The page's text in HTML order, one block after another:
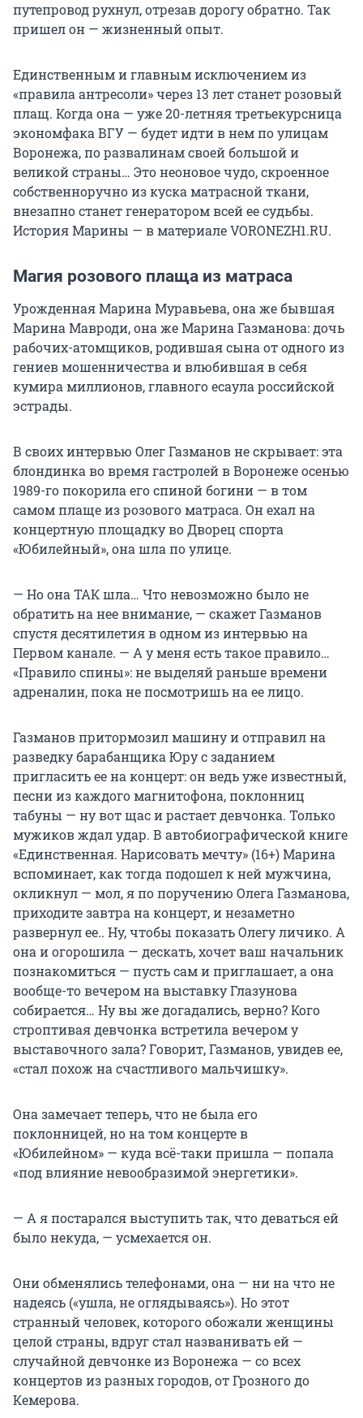
путепровод рухнул, отрезав дорогу обратно. Так
пришел он — жизненный опыт.
Единственным и главным исключением из
«правила антресоли» через 13 лет станет розовый
плащ. Когда она — уже 20-летняя третьекурсница
экономфака ВГУ — будет идти в нем по улицам
Воронежа, по развалинам своей большой и
великой страны… Это неоновое чудо, скроенное
собственноручно из куска матрасной ткани,
внезапно станет генератором всей ее судьбы.
История Марины — в материале VORONEZH1.RU.
Магия розового плаща из матраса
Урожденная Марина Муравьева, она же бывшая
Марина Мавроди, она же Марина Газманова: дочь
рабочих-атомщиков, родившая сына от одного из
гениев мошенничества и влюбившая в себя
кумира миллионов, главного есаула российской
эстрады.
В своих интервью Олег Газманов не скрывает: эта
блондинка во время гастролей в Воронеже осенью
1989-го покорила его спиной богини — в том
самом плаще из розового матраса. Он ехал на
концертную площадку во Дворец спорта
«Юбилейный», она шла по улице.
— Но она ТАК шла… Что невозможно было не
обратить на нее внимание, — скажет Газманов
спустя десятилетия в одном из интервью на
Первом канале. — А у меня есть такое правило…
«Правило спины»: не выделяй раньше времени
адреналин, пока не посмотришь на ее лицо.
Газманов притормозил машину и отправил на
разведку барабанщика Юру с заданием
пригласить ее на концерт: он ведь уже известный,
песни из каждого магнитофона, поклонниц
табуны — ну вот щас и растает девчонка. Только
мужиков ждал удар. В автобиографической книге
«Единственная. Нарисовать мечту» (16+) Марина
вспоминает, как тогда подошел к ней мужчина,
окликнул — мол, я по поручению Олега Газманова,
приходите завтра на концерт, и незаметно
развернул ее.. Ну, чтобы показать Олегу личико. А
она и огорошила — дескать, хочет ваш начальник
познакомиться — пусть сам и приглашает, а она
вообще-то вечером на выставку Глазунова
собирается… Ну вы же догадались, верно? Кого
строптивая девчонка встретила вечером у
выставочного зала? Говорит, Газманов, увидев ее,
«стал похож на счастливого мальчишку».
Она замечает теперь, что не была его
поклонницей, но на том концерте в
«Юбилейном» — куда всё-таки пришла — попала
«под влияние невообразимой энергетики».
— А я постарался выступить так, что деваться ей
было некуда, — усмехается он.
Они обменялись телефонами, она — ни на что не
надеясь («ушла, не оглядываясь»). Но этот
странный человек, которого обожали женщины
целой страны, вдруг стал названивать ей —
случайной девчонке из Воронежа — со всех
концертов из разных городов, от Грозного до
Кемерова.